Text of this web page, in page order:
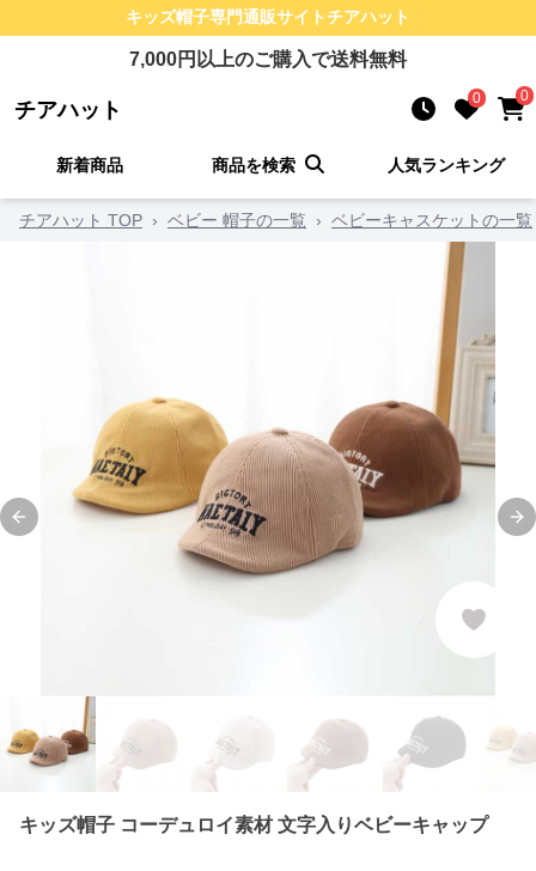
キッズ帽子専門通販サイトチアハット
7,000円以上のご購入で送料無料
チアハット 0 0
新着商品 商品を検索 人気ランキング
チアハット TOP › ベビー 帽子の一覧 › ベビーキャスケットの一覧
Previous slide
キッズ帽子 コーデュロイ素材 文字入りベビーキャップ